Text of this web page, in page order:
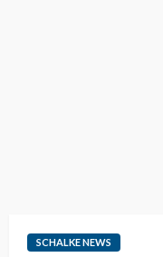
SCHALKE NEWS